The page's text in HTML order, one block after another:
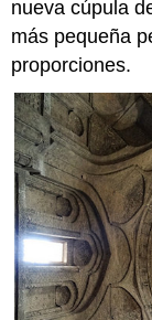
nueva cúpula
más pequeña
proporciones.